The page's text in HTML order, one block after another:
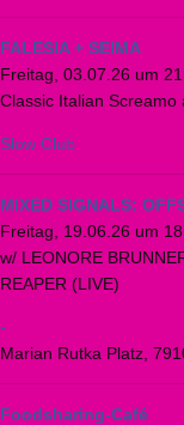
FALESIA + SEIMA
Freitag, 03.07.26 um
Classic Italian Screamo
Slow Club
MIXED SIGNALS:
Freitag, 19.06.26 um
w/ LEONORE
REAPER (LIVE)
-
Marian Rutka Platz,
Foodsharing-Café